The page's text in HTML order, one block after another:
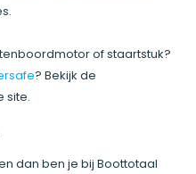
of staartstuk?
? Bekijk de
site.
dan ben je bij Boottotaal